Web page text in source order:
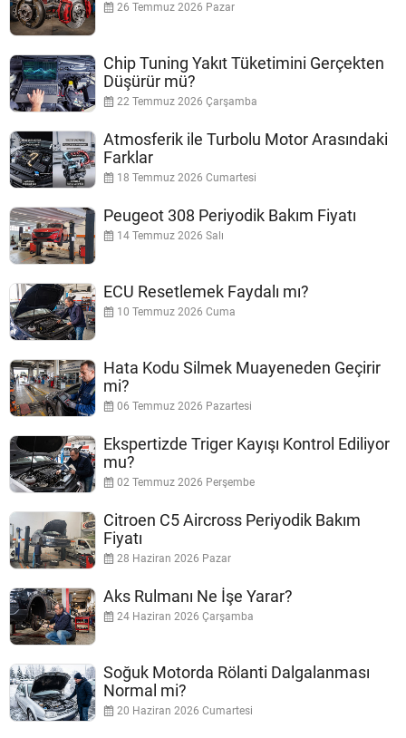
26 Temmuz 2026 Pazar
Chip Tuning Yakıt Tüketimini Gerçekten
Düşürür mü?
22 Temmuz 2026 Çarşamba
Atmosferik ile Turbolu Motor Arasındaki
Farklar
18 Temmuz 2026 Cumartesi
Peugeot 308 Periyodik Bakım Fiyatı
14 Temmuz 2026 Salı
ECU Resetlemek Faydalı mı?
10 Temmuz 2026 Cuma
Hata Kodu Silmek Muayeneden Geçirir
mi?
06 Temmuz 2026 Pazartesi
Ekspertizde Triger Kayışı Kontrol Ediliyor
mu?
02 Temmuz 2026 Perşembe
Citroen C5 Aircross Periyodik Bakım
Fiyatı
28 Haziran 2026 Pazar
Aks Rulmanı Ne İşe Yarar?
24 Haziran 2026 Çarşamba
Soğuk Motorda Rölanti Dalgalanması
Normal mi?
20 Haziran 2026 Cumartesi